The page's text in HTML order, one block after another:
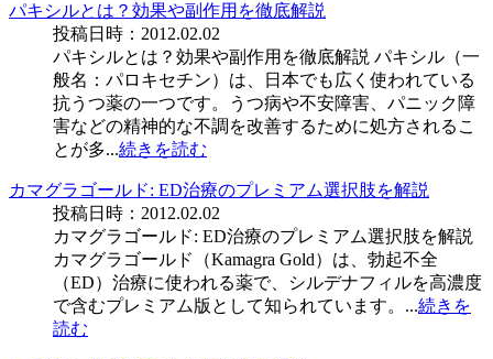
パキシルとは？効果や副作用を徹底解説
投稿日時：2012.02.02
パキシルとは？効果や副作用を徹底解説 パキシル（一
般名：パロキセチン）は、日本でも広く使われている
抗うつ薬の一つです。うつ病や不安障害、パニック障
害などの精神的な不調を改善するために処方されるこ
とが多...続きを読む
カマグラゴールド: ED治療のプレミアム選択肢を解説
投稿日時：2012.02.02
カマグラゴールド: ED治療のプレミアム選択肢を解説
カマグラゴールド（Kamagra Gold）は、勃起不全
（ED）治療に使われる薬で、シルデナフィルを高濃度
で含むプレミアム版として知られています。...続きを
読む